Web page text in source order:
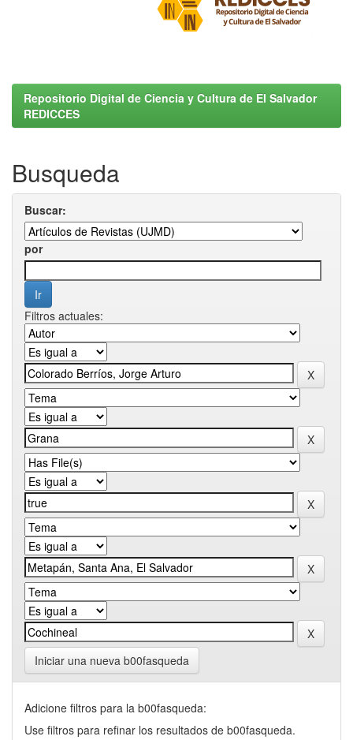
Repositorio Digital de Ciencia y Cultura de El Salvador
REDICCES
Busqueda
Buscar:
por
Filtros actuales:
Iniciar una nueva b00fasqueda
Adicione filtros para la b00fasqueda:
Use filtros para refinar los resultados de b00fasqueda.